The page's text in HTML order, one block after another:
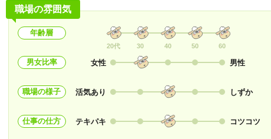
職場の雰囲気
年齢層
20代 30 40 50 60
男女比率 女性 男性
職場の様子 活気あり しずか
仕事の仕方 テキパキ コツコツ